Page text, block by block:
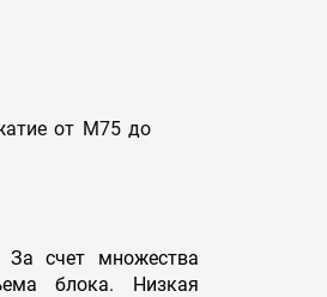
от M75 до
За счет множества
блока. Низкая